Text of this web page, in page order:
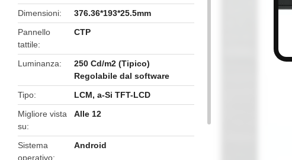
Dimensioni
376.36*193*25.5mm
Pannello
tattile
CTP
Luminanza
250 Cd/m2 (Tipico)
Regolabile dal software
Tipo
LCM, a-Si TFT-LCD
Migliore vista
su
Alle 12
Sistema
operativo
Android